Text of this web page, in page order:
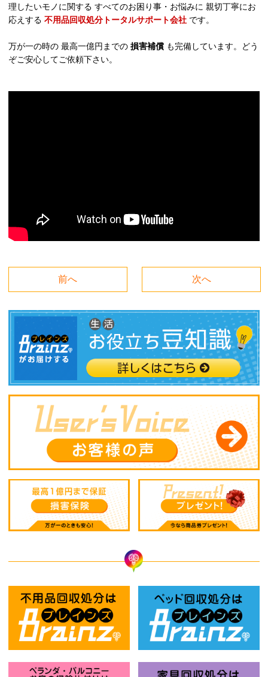
理したいモノに関する すべてのお困り事・お悩みに 親切丁寧にお
応えする 不用品回収処分トータルサポート会社 です。
万が一の時の 最高一億円までの 損害補償 も完備しています。どう
ぞご安心してご依頼下さい。
前へ 次へ